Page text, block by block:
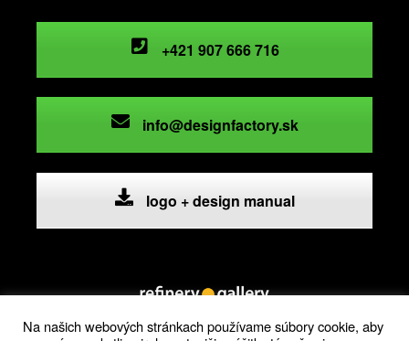
+421 907 666 716
info@designfactory.sk
logo + design manual
Na našich webových stránkach používame súbory cookie, aby